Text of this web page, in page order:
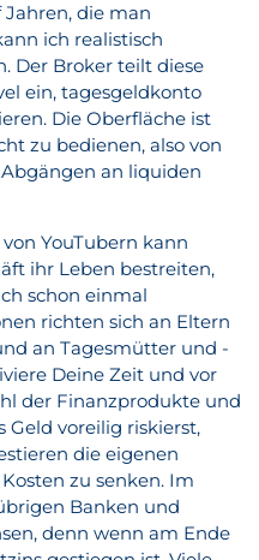
die man
ich realistisch
Der Broker teilt diese
ein, tagesgeldkonto
Die Oberfläche ist
zu bedienen, also von
an liquiden
YouTubern kann
ihr Leben bestreiten,
schon einmal
richten sich an Eltern
an Tagesmütter und -
Deine Zeit und vor
der Finanzprodukte und
Geld voreilig riskierst,
die eigenen
zu senken. Im
Banken und
denn wenn am Ende